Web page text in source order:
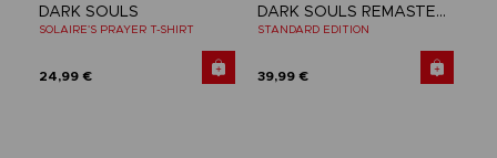
DARK SOULS
SOLAIRE'S PRAYER T-SHIRT
24,99 €
DARK SOULS REMASTERED
STANDARD EDITION
39,99 €